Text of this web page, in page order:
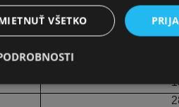
Shimano
Shimano
VŠETKO